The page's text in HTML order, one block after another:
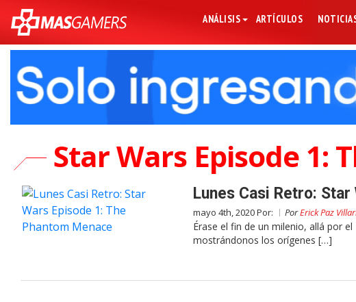
ANÁLISIS ARTÍCULOS
Star Wars Episode 1:
Lunes Casi Retro:
mayo 4th, 2020 Por: PorErick Paz
Érase el fin de un milenio, allá por
mostrándonos los orígenes […]